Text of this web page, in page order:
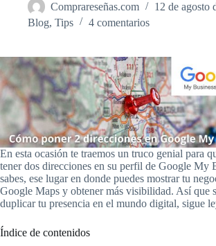
Comprareseñas.com
12 de agosto
Blog, Tips 4 comentarios
En esta ocasión te traemos un truco genial para
tener dos direcciones en su perfil de Google My
sabes, ese lugar en donde puedes mostrar tu
Google Maps y obtener más visibilidad. Así que
duplicar tu presencia en el mundo digital, sigue
Índice de contenidos